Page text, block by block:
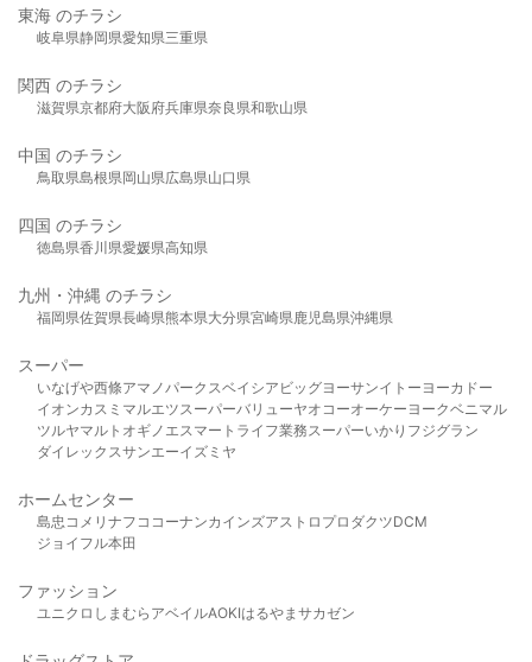
東海 のチラシ
岐阜県静岡県愛知県三重県
関西 のチラシ
滋賀県京都府大阪府兵庫県奈良県和歌山県
中国 のチラシ
鳥取県島根県岡山県広島県山口県
四国 のチラシ
徳島県香川県愛媛県高知県
九州・沖縄 のチラシ
福岡県佐賀県長崎県熊本県大分県宮崎県鹿児島県沖縄県
スーパー
いなげや西條アマノパークスベイシア ビッグヨーサンイトーヨーカドー
イオンカスミ マルエツスーパーバリューヤオコーオーケー ヨークベニマル
ツルヤマルト オギノ エスマート ライフ業務スーパーいかり フジグラン
ダイレックスサンエーイズミヤ
ホームセンター
島忠 コメリ ナフコ コーナンカインズアストロプロダクツDCM
ジョイフル本田
ファッション
ユニクロ しまむら アベイルAOKIはるやま サカゼン